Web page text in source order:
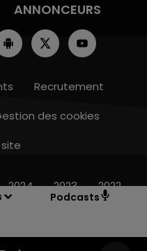
Podcasts
ANNONCEURS
Recrutement
des cookies
2024 2023 2022